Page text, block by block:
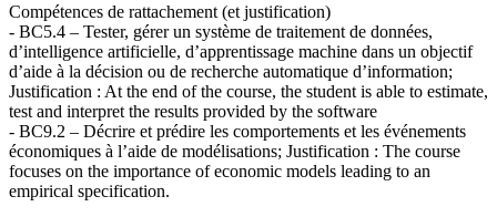
Compétences de rattachement (et justification)
- BC5.4 – Tester, gérer un système de traitement de données,
d’intelligence artificielle, d’apprentissage machine dans un objectif
d’aide à la décision ou de recherche automatique d’information;
Justification : At the end of the course, the student is able to estimate,
test and interpret the results provided by the software
- BC9.2 – Décrire et prédire les comportements et les événements
économiques à l’aide de modélisations; Justification : The course
focuses on the importance of economic models leading to an
empirical specification.